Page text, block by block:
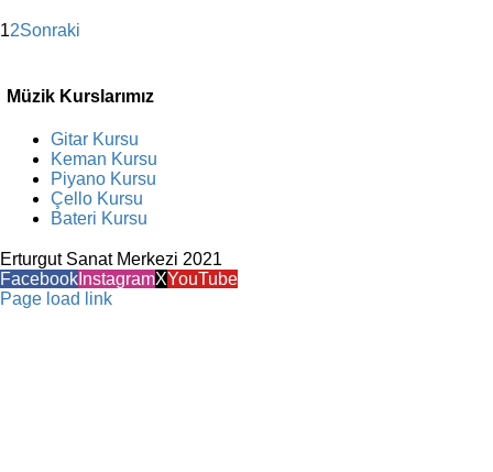
12Sonraki
Müzik Kurslarımız
Gitar Kursu
Keman Kursu
Piyano Kursu
Çello Kursu
Bateri Kursu
Erturgut Sanat Merkezi 2021
Facebook InstagramXYouTube
Page load link